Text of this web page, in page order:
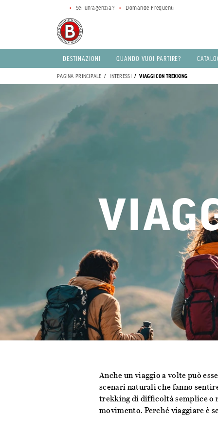
DESTINAZIONI QUANDO VUOI PARTIRE?
Sei un'agenzia? Domande Frequenti
PAGINA PRINCIPALE INTERESSI VIAGGI CON TREKKING
Anche un viaggio a volte può
scenari naturali che fanno
trekking di difficoltà semplice o
movimento. Perché viaggiare è